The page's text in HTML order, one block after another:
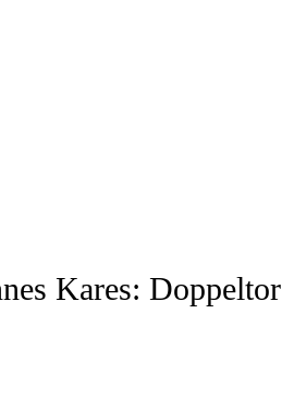
Kares: Doppeltor